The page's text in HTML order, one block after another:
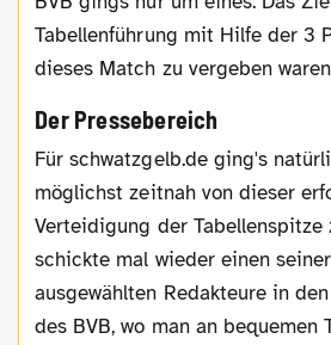
Tabellenführung mit Hilfe der 3
dieses Match zu vergeben
Der Pressebereich
Für schwatzgelb.de ging's natürlich darum,
möglichst zeitnah von dieser
Verteidigung der Tabellenspitze
schickte mal wieder einen
ausgewählten Redakteure in
des BVB, wo man an bequemen